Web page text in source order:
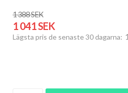
1 388 SEK
1 041 SEK
Lägsta pris de senaste 30 dagarna